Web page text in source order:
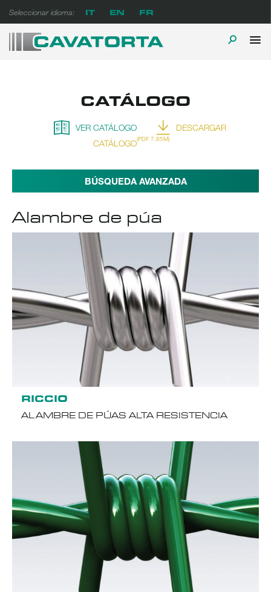
al
contenido
Seleccionar idioma: IT EN FR
CATÁLOGO
VER CATÁLOGO
DESCARGAR
CATÁLOGO(PDF 7.85M)
BÚSQUEDA AVANZADA
Alambre de púa
RICCIO
ALAMBRE DE PÚAS ALTA RESISTENCIA